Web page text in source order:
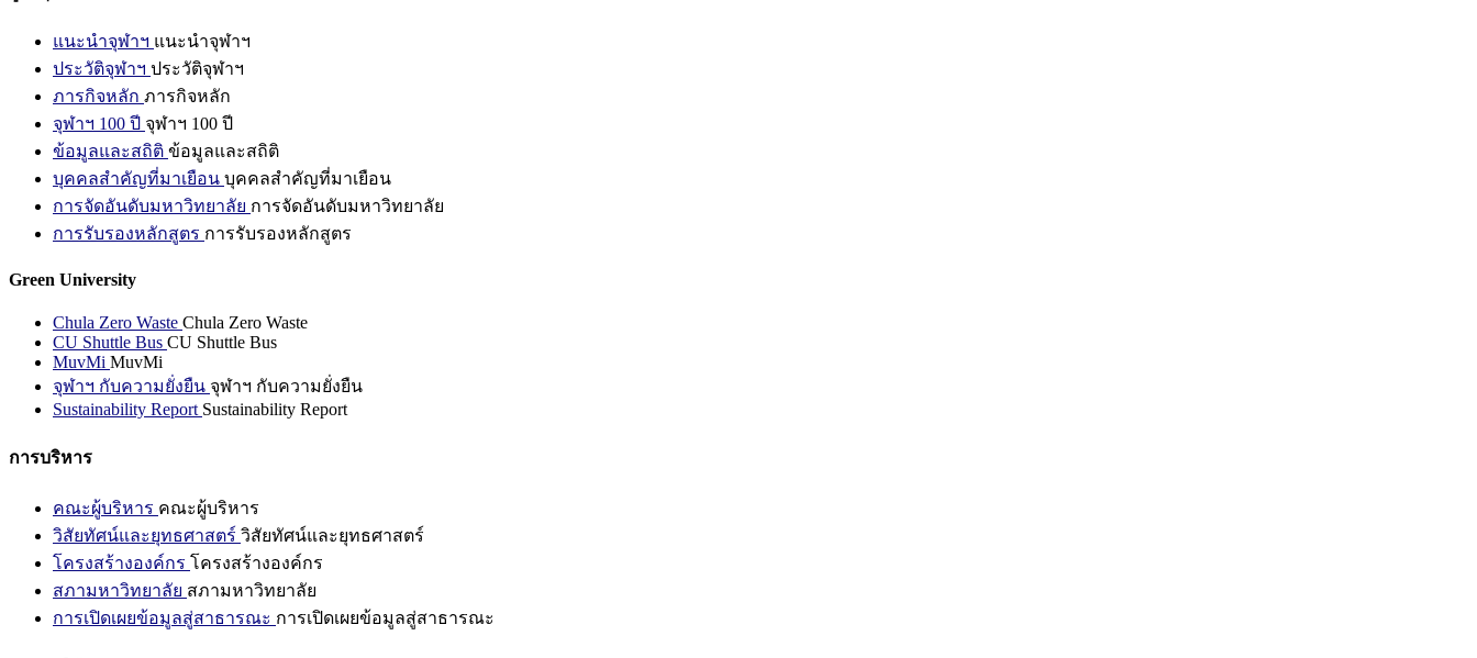
แนะนำจุฬาฯ แนะนำจุฬาฯ
ประวัติจุฬาฯ ประวัติจุฬาฯ
ภารกิจหลัก ภารกิจหลัก
จุฬาฯ 100 ปี จุฬาฯ 100 ปี
ข้อมูลและสถิติ ข้อมูลและสถิติ
บุคคลสำคัญที่มาเยือน บุคคลสำคัญที่มาเยือน
การจัดอันดับมหาวิทยาลัย การจัดอันดับมหาวิทยาลัย
การรับรองหลักสูตร การรับรองหลักสูตร
Green University
Chula Zero Waste Chula Zero Waste
CU Shuttle Bus CU Shuttle Bus
MuvMi MuvMi
จุฬาฯ กับความยั่งยืน จุฬาฯ กับความยั่งยืน
Sustainability Report Sustainability Report
การบริหาร
คณะผู้บริหาร คณะผู้บริหาร
วิสัยทัศน์และยุทธศาสตร์ วิสัยทัศน์และยุทธศาสตร์
โครงสร้างองค์กร โครงสร้างองค์กร
สภามหาวิทยาลัย สภามหาวิทยาลัย
การเปิดเผยข้อมูลสู่สาธารณะ การเปิดเผยข้อมูลสู่สาธารณะ